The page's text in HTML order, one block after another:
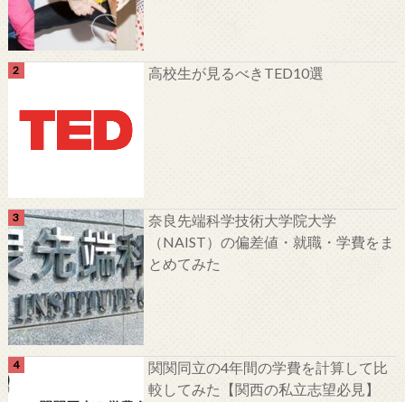
高校生が見るべきTED10選
奈良先端科学技術大学院大学
（NAIST）の偏差値・就職・学費をま
とめてみた
関関同立の4年間の学費を計算して比
較してみた【関西の私立志望必見】